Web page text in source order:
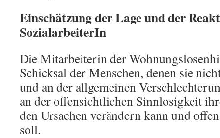
Einschätzung der Lage und der
SozialarbeiterIn
Die Mitarbeiterin der
Schicksal der Menschen, denen sie
und an der allgemeinen
an der offensichtlichen Sinnlosigkeit
den Ursachen verändern kann und
soll.